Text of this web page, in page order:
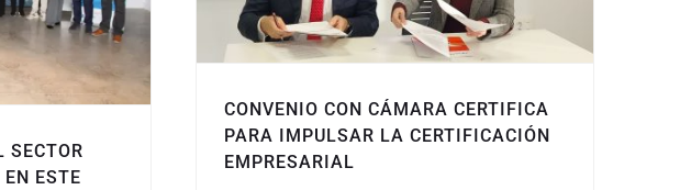
SECTOR
ESTE
CONVENIO CON CÁMARA CERTIFICA
PARA IMPULSAR LA CERTIFICACIÓN
EMPRESARIAL